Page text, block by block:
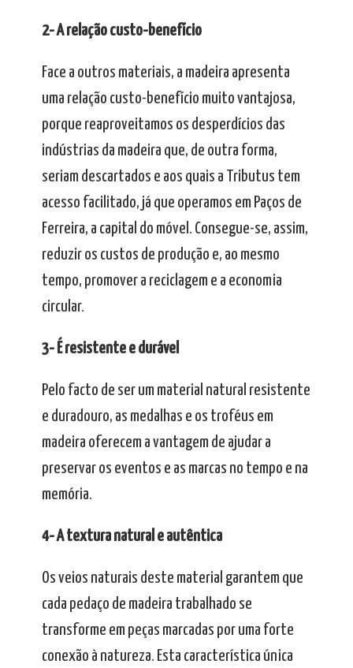
2- A relação custo-benefício
Face a outros materiais, a madeira apresenta
uma relação custo-benefício muito vantajosa,
porque reaproveitamos os desperdícios das
indústrias da madeira que, de outra forma,
seriam descartados e aos quais a Tributus tem
acesso facilitado, já que operamos em Paços de
Ferreira, a capital do móvel. Consegue-se, assim,
reduzir os custos de produção e, ao mesmo
tempo, promover a reciclagem e a economia
circular.
3- É resistente e durável
Pelo facto de ser um material natural resistente
e duradouro, as medalhas e os troféus em
madeira oferecem a vantagem de ajudar a
preservar os eventos e as marcas no tempo e na
memória.
4- A textura natural e autêntica
Os veios naturais deste material garantem que
cada pedaço de madeira trabalhado se
transforme em peças marcadas por uma forte
conexão à natureza. Esta característica única